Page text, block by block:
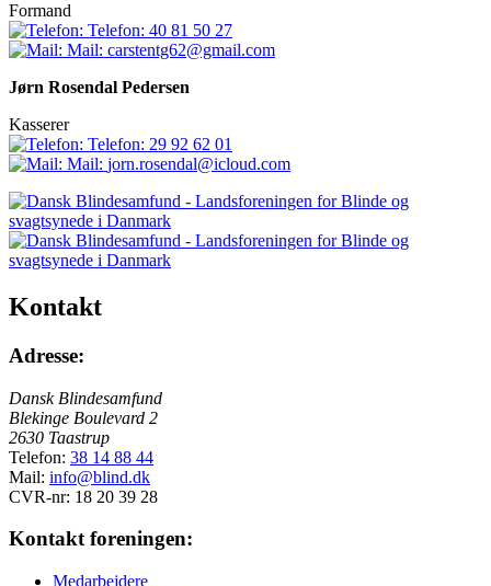
Formand
Telefon: 40 81 50 27
Mail: carstentg62@gmail.com
Jørn Rosendal Pedersen
Kasserer
Telefon: 29 92 62 01
Mail: jorn.rosendal@icloud.com
Kontakt
Adresse:
Dansk Blindesamfund
Blekinge Boulevard 2
2630 Taastrup
Telefon: 38 14 88 44
Mail: info@blind.dk
CVR-nr: 18 20 39 28
Kontakt foreningen:
Medarbejdere